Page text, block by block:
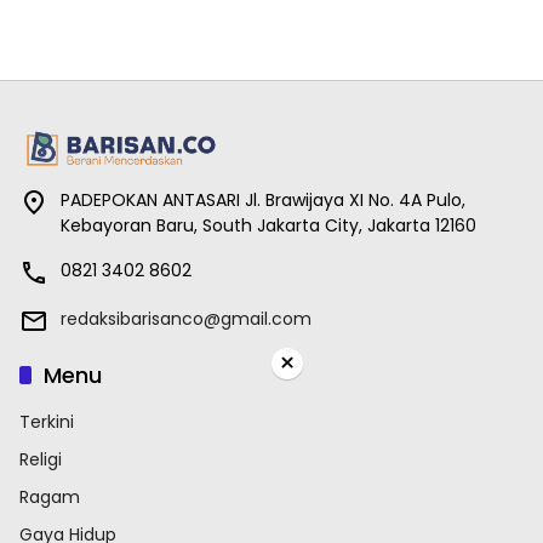
PADEPOKAN ANTASARI Jl. Brawijaya XI No. 4A Pulo,
Kebayoran Baru, South Jakarta City, Jakarta 12160
0821 3402 8602
redaksibarisanco@gmail.com
Menu
Terkini
Religi
Ragam
Gaya Hidup
×